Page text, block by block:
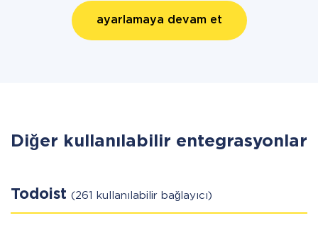
ayarlamaya devam et
Diğer kullanılabilir entegrasyonlar
Todoist (261 kullanılabilir bağlayıcı)